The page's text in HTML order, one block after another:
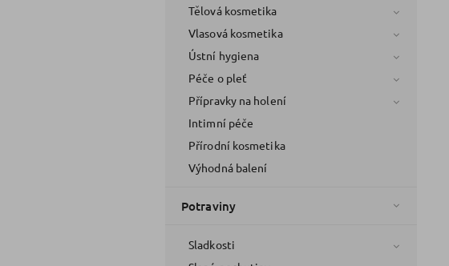
Tělová kosmetika
Vlasová kosmetika
Ústní hygiena
Péče o pleť
Přípravky na holení
Intimní péče
Přírodní kosmetika
Výhodná balení
Potraviny
Sladkosti